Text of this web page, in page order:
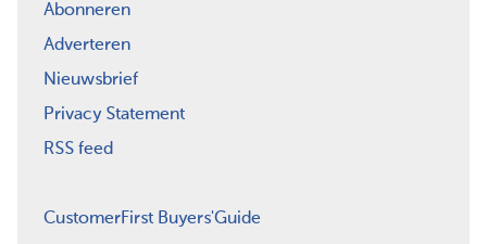
Abonneren
Adverteren
Nieuwsbrief
Privacy Statement
RSS feed
CustomerFirst Buyers'Guide